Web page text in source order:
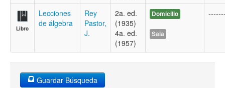
Libro
Lecciones
de álgebra
Rey
Pastor,
J.
2a. ed.
(1935)
4a. ed.
(1957)
Domicilio
Sala
Guardar Búsqueda